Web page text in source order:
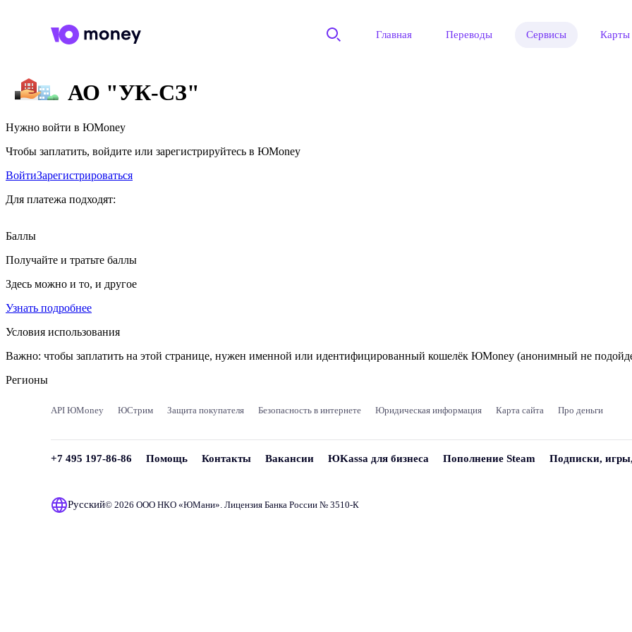
Главная Переводы Сервисы Карты
АО "УК-СЗ"
Нужно войти в ЮMoney
Чтобы заплатить, войдите или зарегистрируйтесь в ЮMoney
ВойтиЗарегистрироваться
Для платежа подходят:
Баллы
Получайте и тратьте баллы
Здесь можно и то, и другое
Узнать подробнее
Условия использования
Важно: чтобы заплатить на этой странице, нужен именной или идентифицированный кошелёк ЮMoney (анонимный не
Регионы
API ЮMoney ЮСтрим Защита покупателя Безопасность в интернете Юридическая информация Карта сайта Про деньги
+7 495 197-86-86 Помощь Контакты Вакансии ЮKassa для бизнеса Пополнение Steam Подписки,
Русский© 2026 ООО НКО «ЮМани». Лицензия Банка России № 3510‑К